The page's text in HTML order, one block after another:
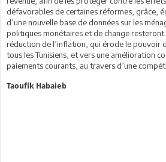
défavorables de certaines réformes, grâce,
d’une nouvelle base de données sur les
politiques monétaires et de change resteront
réduction de l’inflation, qui érode le pouvoir
tous les Tunisiens, et vers une amélioration
paiements courants, au travers d’une
Taoufik Habaieb